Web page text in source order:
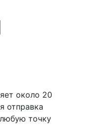
около 20
отправка
точку